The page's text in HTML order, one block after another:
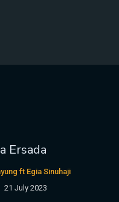
Ersada
ft Egia Sinuhaji
21 July 2023